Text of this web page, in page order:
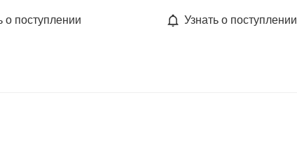
о поступлении Узнать о поступлении